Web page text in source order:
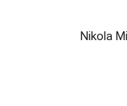
Nikola